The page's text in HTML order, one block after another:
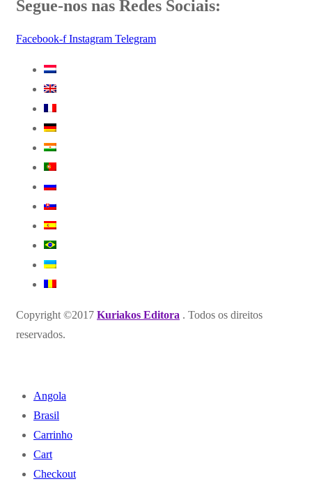
Segue-nos nas Redes Sociais:
Facebook-f Instagram Telegram
Copyright ©2017 Kuriakos Editora . Todos os direitos
reservados.
Angola
Brasil
Carrinho
Cart
Checkout